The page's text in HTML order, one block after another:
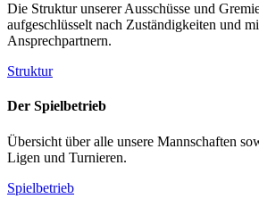
Die Struktur unserer Ausschüsse und
aufgeschlüsselt nach Zuständigkeiten und
Ansprechpartnern.
Struktur
Der Spielbetrieb
Übersicht über alle unsere Mannschaften
Ligen und Turnieren.
Spielbetrieb